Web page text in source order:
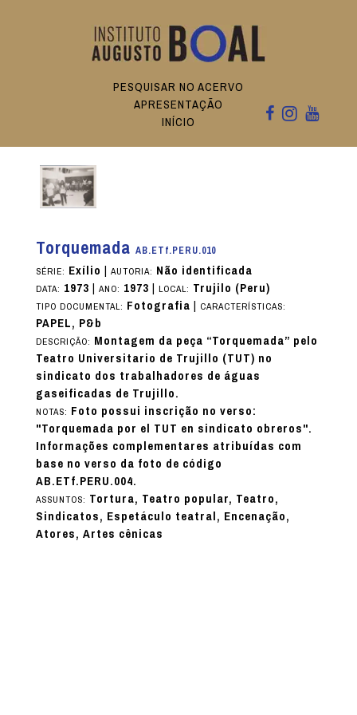
PESQUISAR NO ACERVO
APRESENTAÇÃO
INÍCIO
Torquemada AB.ETf.PERU.010
SÉRIE: Exílio | AUTORIA: Não identificada
DATA: 1973| ANO: 1973| LOCAL: Trujilo (Peru)
TIPO DOCUMENTAL: Fotografia| CARACTERÍSTICAS:
PAPEL, P&b
DESCRIÇÃO: Montagem da peça “Torquemada” pelo
Teatro Universitario de Trujillo (TUT) no
sindicato dos trabalhadores de águas
gaseificadas de Trujillo.
NOTAS: Foto possui inscrição no verso:
"Torquemada por el TUT en sindicato obreros".
Informações complementares atribuídas com
base no verso da foto de código
AB.ETf.PERU.004.
ASSUNTOS: Tortura, Teatro popular, Teatro,
Sindicatos, Espetáculo teatral, Encenação,
Atores, Artes cênicas